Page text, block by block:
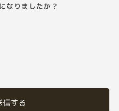
なりましたか？
信する